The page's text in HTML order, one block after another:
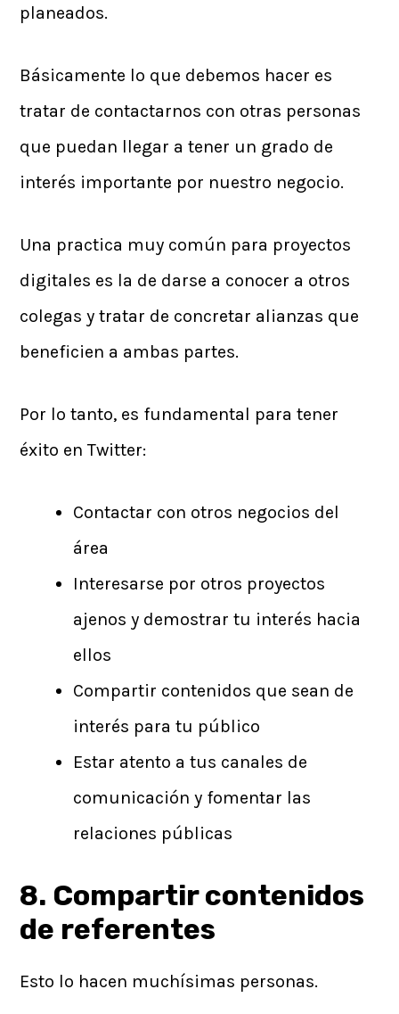
planeados.
Básicamente lo que debemos hacer es
tratar de contactarnos con otras personas
que puedan llegar a tener un grado de
interés importante por nuestro negocio.
Una practica muy común para proyectos
digitales es la de darse a conocer a otros
colegas y tratar de concretar alianzas que
beneficien a ambas partes.
Por lo tanto, es fundamental para tener
éxito en Twitter:
Contactar con otros negocios del
área
Interesarse por otros proyectos
ajenos y demostrar tu interés hacia
ellos
Compartir contenidos que sean de
interés para tu público
Estar atento a tus canales de
comunicación y fomentar las
relaciones públicas
8. Compartir contenidos
de referentes
Esto lo hacen muchísimas personas.